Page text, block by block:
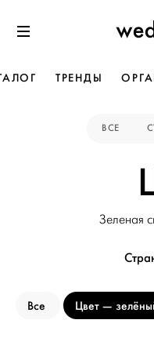
к содержанию
ТРЕНДЫ
ВСЕ
Зеленая
Все Цвет